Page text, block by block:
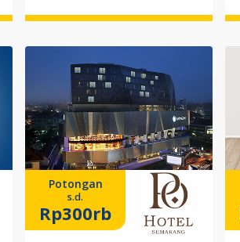
Potongan
s.d.
Rp300rb